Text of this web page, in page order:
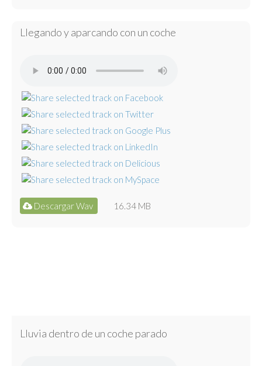
Llegando y aparcando con un coche
Descargar Wav 16.34 MB
Lluvia dentro de un coche parado